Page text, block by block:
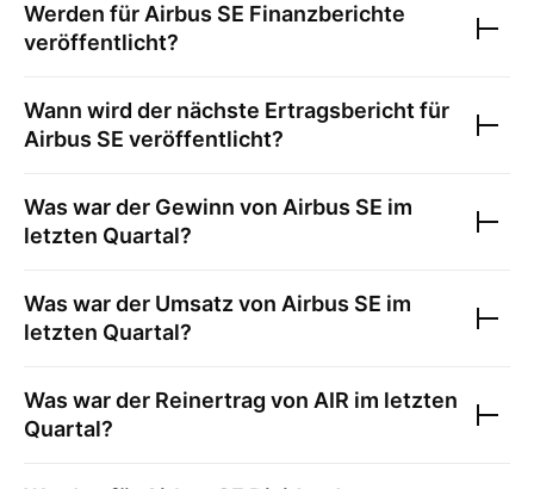
Werden für Airbus SE Finanzberichte
veröffentlicht?
Wann wird der nächste Ertragsbericht für
Airbus SE veröffentlicht?
Was war der Gewinn von Airbus SE im
letzten Quartal?
Was war der Umsatz von Airbus SE im
letzten Quartal?
Was war der Reinertrag von AIR im letzten
Quartal?